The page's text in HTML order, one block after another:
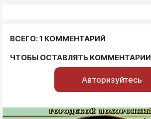
ВСЕГО: 1 КОММЕНТАРИЙ
ЧТОБЫ ОСТАВЛЯТЬ КОММЕНТАРИИ
Авторизуйтесь